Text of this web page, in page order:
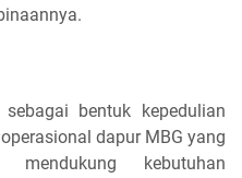
bentuk kepedulian
dapur MBG yang
kebutuhan